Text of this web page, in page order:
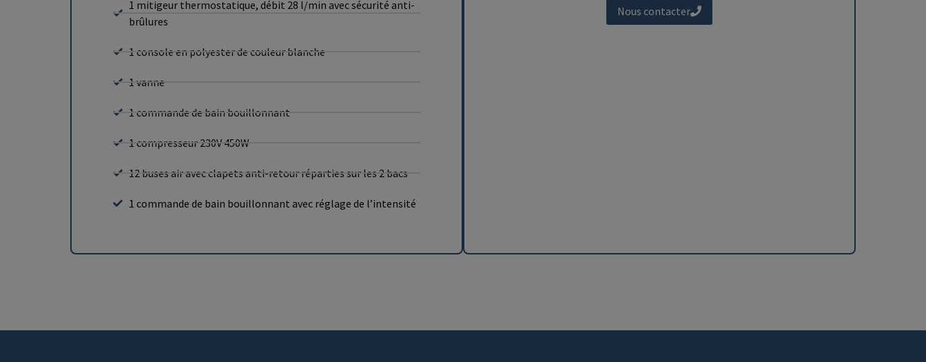
1 mitigeur thermostatique, débit 28 l/min avec sécurité anti-
brûlures
1 console en polyester de couleur blanche
1 vanne
1 commande de bain bouillonnant
1 compresseur 230V 450W
12 buses air avec clapets anti-retour réparties sur les 2 bacs
1 commande de bain bouillonnant avec réglage de l’intensité
Nous contacter